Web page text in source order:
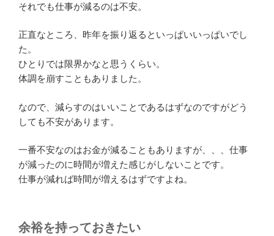
それでも仕事が減るのは不安。
正直なところ、昨年を振り返るといっぱいいっぱいでし
た。
ひとりでは限界かなと思うくらい。
体調を崩すこともありました。
なので、減らすのはいいことであるはずなのですがどう
しても不安があります。
一番不安なのはお金が減ることもありますが、、、仕事
が減ったのに時間が増えた感じがしないことです。
仕事が減れば時間が増えるはずですよね。
余裕を持っておきたい